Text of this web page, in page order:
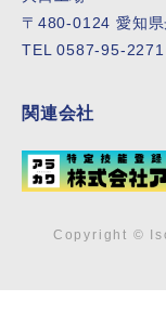
〒480-0124 愛知
TEL 0587-95-
関連会社
Copyright ©